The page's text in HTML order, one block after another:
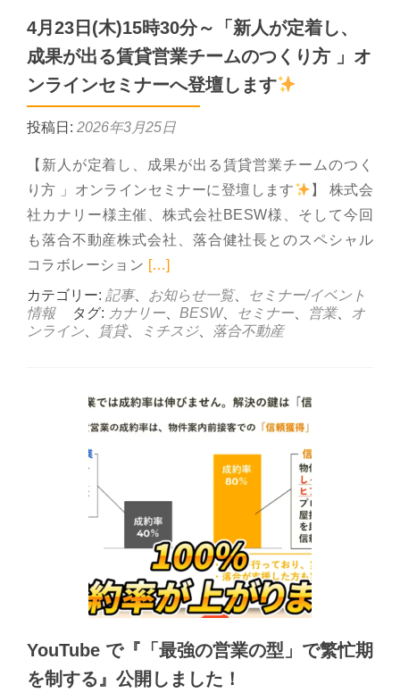
4月23日(木)15時30分～「新人が定着し、
成果が出る賃貸営業チームのつくり方 」オ
ンラインセミナーへ登壇します
投稿日: 2026年3月25日
【新人が定着し、成果が出る賃貸営業チームのつく
り方 」オンラインセミナーに登壇します
】 株式会
社カナリー様主催、株式会社BESW様、そして今回
も落合不動産株式会社、落合健社長とのスペシャル
コラボレーション Read more about 4月23日(木)15時
[…]
カテゴリー: 記事、 お知らせ一覧、
セミナー/イベント
情報
タグ: カナリー BESW、 セミナー 営業、
オ
ンライン
賃貸、 ミチスジ、 落合不動産
YouTube で『「最強の営業の型」で繁忙期
を制する』公開しました！